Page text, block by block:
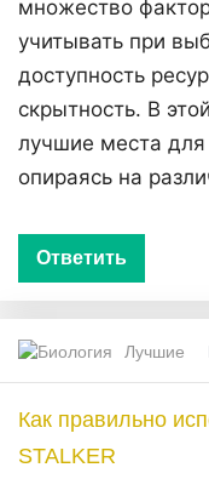
множество
учитывать при
доступность
скрытность. В
лучшие места для
опираясь на
Ответить
Лучшие
Как правильно
STALKER